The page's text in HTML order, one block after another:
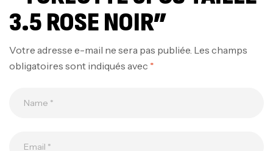
3.5 ROSE NOIR”
Votre adresse e-mail ne sera pas publiée. Les champs
obligatoires sont indiqués avec *